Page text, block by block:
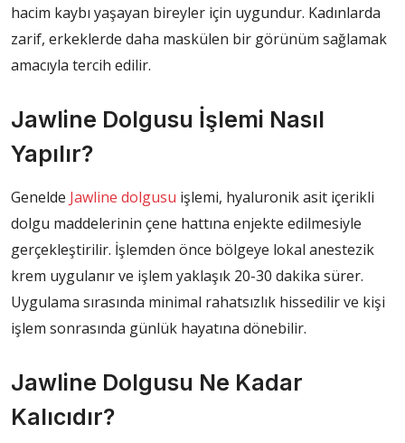
hacim kaybı yaşayan bireyler için uygundur. Kadınlarda
zarif, erkeklerde daha maskülen bir görünüm sağlamak
amacıyla tercih edilir.
Jawline Dolgusu İşlemi Nasıl
Yapılır?
Genelde Jawline dolgusu işlemi, hyaluronik asit içerikli
dolgu maddelerinin çene hattına enjekte edilmesiyle
gerçekleştirilir. İşlemden önce bölgeye lokal anestezik
krem uygulanır ve işlem yaklaşık 20-30 dakika sürer.
Uygulama sırasında minimal rahatsızlık hissedilir ve kişi
işlem sonrasında günlük hayatına dönebilir.
Jawline Dolgusu Ne Kadar
Kalıcıdır?